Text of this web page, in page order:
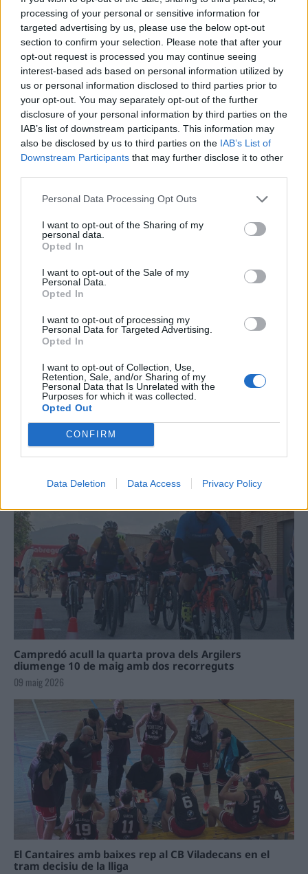
processing of your personal or sensitive information for
targeted advertising by us, please use the below opt-out
section to confirm your selection. Please note that after your
opt-out request is processed you may continue seeing
interest-based ads based on personal information utilized by
us or personal information disclosed to third parties prior to
your opt-out. You may separately opt-out of the further
disclosure of your personal information by third parties on the
IAB’s list of downstream participants. This information may
also be disclosed by us to third parties on the IAB’s List of
Downstream Participants that may further disclose it to other
Personal Data Processing Opt Outs
I want to opt-out of the Sharing of my
personal data.
Opted In
I want to opt-out of the Sale of my
Personal Data.
Opted In
I want to opt-out of processing my
Personal Data for Targeted Advertising.
Opted In
I want to opt-out of Collection, Use,
Retention, Sale, and/or Sharing of my
Personal Data that Is Unrelated with the
Purposes for which it was collected.
Opted Out
CONFIRM
Data Deletion Data Access Privacy Policy
31 de juliol de 2026
“L’eclipsi serà una oportunitat també
per a gaudir de les Festes Majors
d’Amposta”
31 de juliol de 2026
Blaumut lidera el cartell musical de les
Festes
31 de juliol de 2026
La Cursa de l’Aldea segona d’etiqueta d’or de la
09 maig 2026
Campredó acull la quarta prova dels Argilers
diumenge 10 de maig amb dos recorreguts
09 maig 2026
El Cantaires amb baixes rep al CB Viladecans en el
tram decisiu de la lliga